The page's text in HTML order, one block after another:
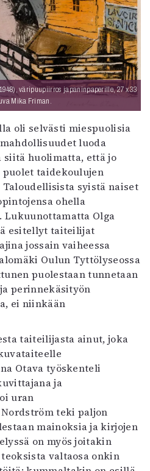
väripuupiirros japaninpaperille, 27 x 33
Mika Friman.
oli selvästi miespuolisia
luoda
huolimatta, että jo
puolet taidekoulujen
syistä naiset
ohella
Olga
esitellyt taiteilijat
jossain vaiheessa
Oulun Tyttölyseossa
puolestaan tunnetaan
perinnekäsityön
ei niinkään
taiteilijasta ainut, joka
Otava työskenteli
ja
uran
teki paljon
mainoksia ja kirjojen
on myös joitakin
valtaosa onkin